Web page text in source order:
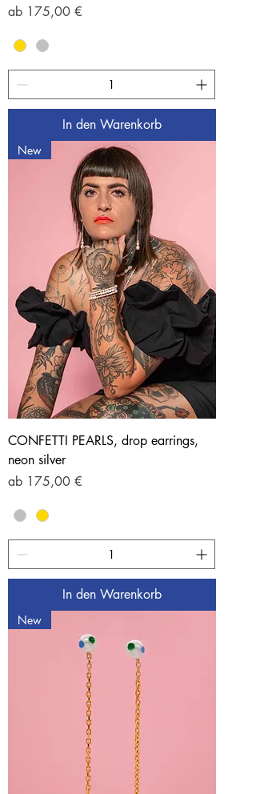
ab 175,00 €
Sale-Preis
In den Warenkorb
New
CONFETTI PEARLS, drop earrings,
neon silver
ab 175,00 €
Sale-Preis
In den Warenkorb
New